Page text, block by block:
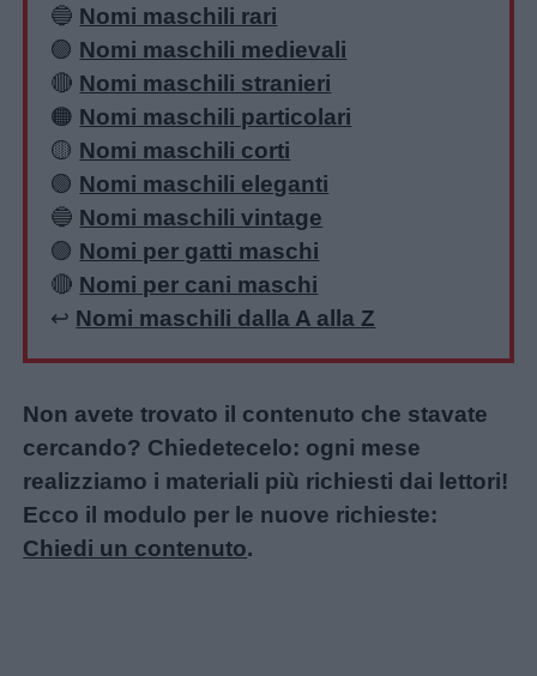
🔵 Nomi maschili rari
🟣 Nomi maschili medievali
🔴 Nomi maschili stranieri
🟠 Nomi maschili particolari
🟡 Nomi maschili corti
🟢 Nomi maschili eleganti
🔵 Nomi maschili vintage
🟣 Nomi per gatti maschi
🔴 Nomi per cani maschi
↩️ Nomi maschili dalla A alla Z
Non avete trovato il contenuto che stavate
cercando? Chiedetecelo: ogni mese
realizziamo i materiali più richiesti dai lettori!
Ecco il modulo per le nuove richieste:
Chiedi un contenuto.